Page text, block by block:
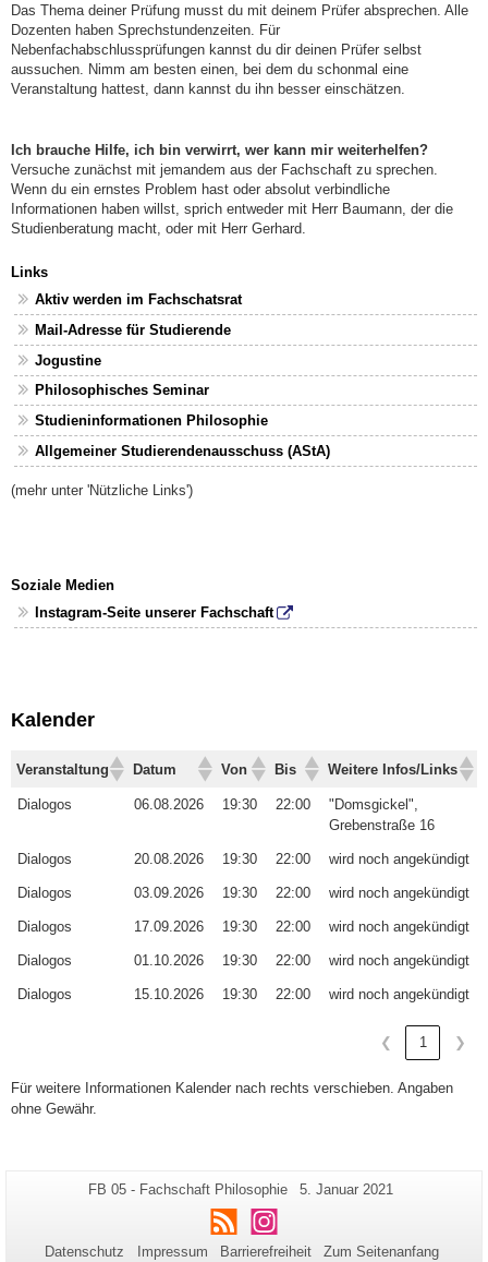
Das Thema deiner Prüfung musst du mit deinem Prüfer absprechen. Alle
Dozenten haben Sprechstundenzeiten. Für
Nebenfachabschlussprüfungen kannst du dir deinen Prüfer selbst
aussuchen. Nimm am besten einen, bei dem du schonmal eine
Veranstaltung hattest, dann kannst du ihn besser einschätzen.
Ich brauche Hilfe, ich bin verwirrt, wer kann mir weiterhelfen?
Versuche zunächst mit jemandem aus der Fachschaft zu sprechen.
Wenn du ein ernstes Problem hast oder absolut verbindliche
Informationen haben willst, sprich entweder mit Herr Baumann, der die
Studienberatung macht, oder mit Herr Gerhard.
Links
Aktiv werden im Fachschatsrat
Mail-Adresse für Studierende
Jogustine
Philosophisches Seminar
Studieninformationen Philosophie
Allgemeiner Studierendenausschuss (AStA)
(mehr unter 'Nützliche Links')
Soziale Medien
Instagram-Seite unserer Fachschaft
Kalender
Veranstaltung Datum Von Bis
Weitere Infos/Links
Veranstaltung
Datum Von Bis Weitere Infos/Links
Dialogos 06.08.2026 19:30 22:00
"Domsgickel",
Grebenstraße 16
Dialogos 20.08.2026 19:30 22:00 wird noch angekündigt
Dialogos 03.09.2026 19:30 22:00 wird noch angekündigt
Dialogos 17.09.2026 19:30 22:00 wird noch angekündigt
Dialogos 01.10.2026 19:30 22:00 wird noch angekündigt
Dialogos 15.10.2026 19:30 22:00 wird noch angekündigt
❮ 1 ❯
Für weitere Informationen Kalender nach rechts verschieben. Angaben
ohne Gewähr.
Zusätzliche
Informationen
zu
Seiten-
FB 05 - Fachschaft Philosophie
Letzte
5. Januar 2021
RSS Instagram
Datenschutz Impressum Barrierefreiheit Zum Seitenanfang